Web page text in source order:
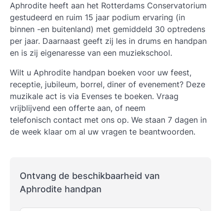
Aphrodite heeft aan het Rotterdams Conservatorium
gestudeerd en ruim 15 jaar podium ervaring (in
binnen -en buitenland) met gemiddeld 30 optredens
per jaar. Daarnaast geeft zij les in drums en handpan
en is zij eigenaresse van een muziekschool.
Wilt u Aphrodite handpan boeken voor uw feest,
receptie, jubileum, borrel, diner of evenement? Deze
muzikale act is via Evenses te boeken. Vraag
vrijblijvend een offerte aan, of neem
telefonisch contact met ons op. We staan 7 dagen in
de week klaar om al uw vragen te beantwoorden.
Ontvang de beschikbaarheid van
Aphrodite handpan